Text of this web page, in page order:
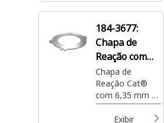
184-3677:
Chapa de
Reação com
6,35 mm de
Espessura
Chapa de
Reação Cat®
com 6,35 mm de
Espessura para
disco de fricção
Exibir